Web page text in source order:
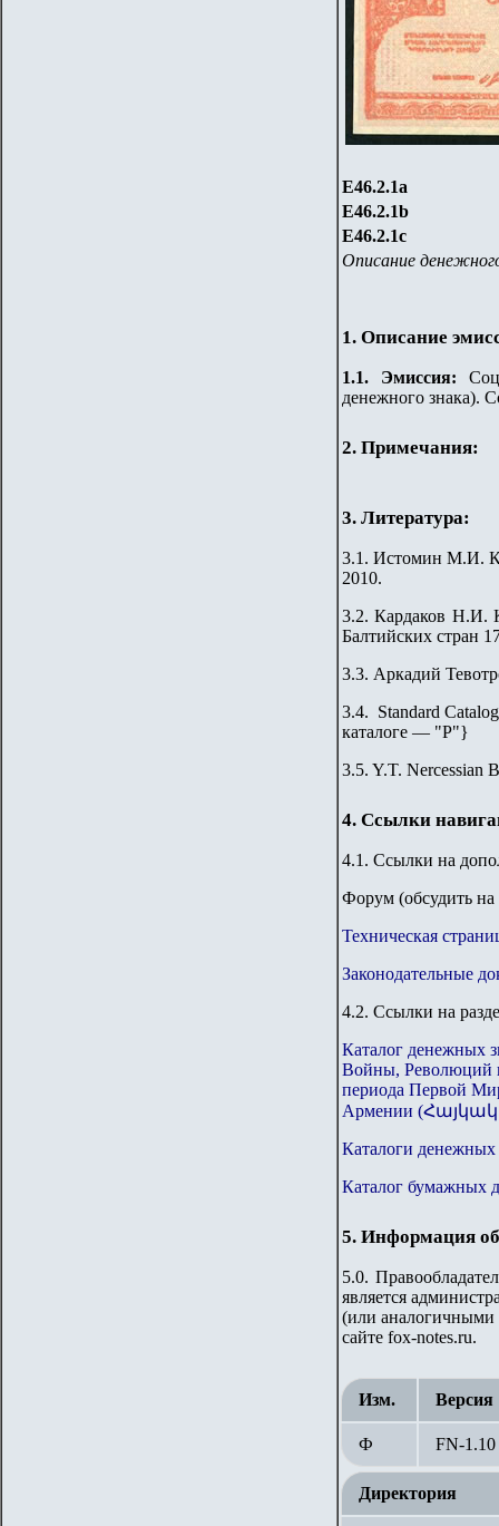
Е46.2.1a
Е46.2.1b
Е46.2.1c
Описание
1. Описание
1.1. Эмиссия:
денежного знака).
2. Примечания:
3. Литература:
3.1. Истомин М.И.
2010.
3.2.Кардаков Н.И.
Балтийских стран
3.3. Аркадий
3.4. Standard
каталоге — "Р"}
3.5. Y.T. Nercessian
4. Ссылки
4.1. Ссылки на
Форум (обсудить на
Техническая
Законодательные
4.2. Ссылки на
Каталог денежных
Войны, Революций
периода Первой
Армении
Каталоги денежных
Каталог бумажных
5. Информация
5.0.
является
(или аналогичными
сайте fox-notes.ru.
Изм. Версия
Ф FN-1.10
Директория